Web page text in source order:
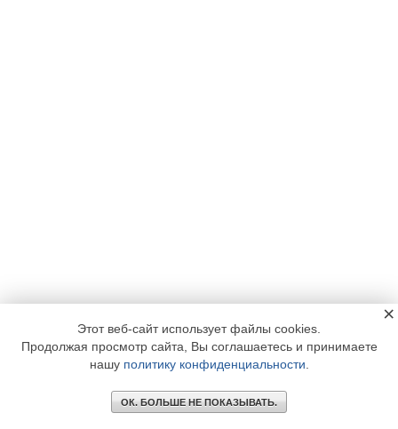
Этот веб-сайт использует файлы cookies.
Продолжая просмотр сайта, Вы соглашаетесь и принимаете
нашу политику конфиденциальности
ОК. БОЛЬШЕ НЕ ПОКАЗЫВАТЬ.
×